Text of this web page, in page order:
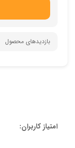
بازدیدهای محصول
امتیاز کاربران: